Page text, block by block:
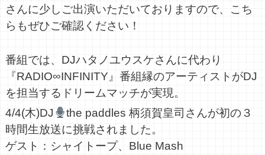
さんに少しご出演いただいておりますので、こち
らもぜひご確認ください！
番組では、DJハタノユウスケさんに代わり
『RADIO∞INFINITY』番組縁のアーティストがDJ
を担当するドリームマッチが実現。
4/4(木)DJ
the paddles 柄須賀皇司さんが初の３
時間生放送に挑戦されました。
ゲスト：シャイトープ、Blue Mash